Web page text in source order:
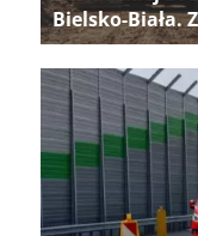
Bielsko-Biała.